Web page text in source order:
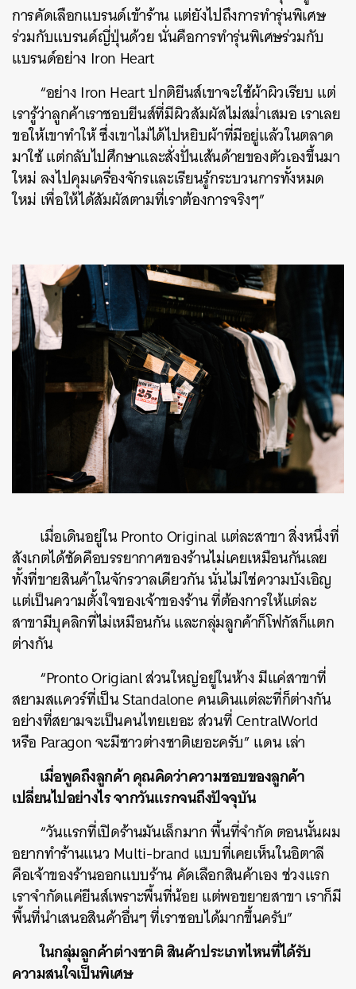
การคัดเลือกแบรนด์เข้าร้าน แต่ยังไปถึงการทำรุ่นพิเศษ
ร่วมกับแบรนด์ญี่ปุ่นด้วย นั่นคือการทำรุ่นพิเศษร่วมกับ
แบรนด์อย่าง Iron Heart
“อย่าง Iron Heart ปกติยีนส์เขาจะใช้ผ้าผิวเรียบ แต่
เรารู้ว่าลูกค้าเราชอบยีนส์ที่มีผิวสัมผัสไม่สม่ำเสมอ เราเลย
ขอให้เขาทำให้ ซึ่งเขาไม่ได้ไปหยิบผ้าที่มีอยู่แล้วในตลาด
มาใช้ แต่กลับไปศึกษาและสั่งปั่นเส้นด้ายของตัวเองขึ้นมา
ใหม่ ลงไปคุมเครื่องจักรและเรียนรู้กระบวนการทั้งหมด
ใหม่ เพื่อให้ได้สัมผัสตามที่เราต้องการจริงๆ”
เมื่อเดินอยู่ใน Pronto Original แต่ละสาขา สิ่งหนึ่งที่
สังเกตได้ชัดคือบรรยากาศของร้านไม่เคยเหมือนกันเลย
ทั้งที่ขายสินค้าในจักรวาลเดียวกัน นั่นไม่ใช่ความบังเอิญ
แต่เป็นความตั้งใจของเจ้าของร้าน ที่ต้องการให้แต่ละ
สาขามีบุคลิกที่ไม่เหมือนกัน และกลุ่มลูกค้าก็โฟกัสก็แตก
ต่างกัน
“Pronto Origianl ส่วนใหญ่อยู่ในห้าง มีแค่สาขาที่
สยามสแควร์ที่เป็น Standalone คนเดินแต่ละที่ก็ต่างกัน
อย่างที่สยามจะเป็นคนไทยเยอะ ส่วนที่ CentralWorld
หรือ Paragon จะมีชาวต่างชาติเยอะครับ” แดน เล่า
เมื่อพูดถึงลูกค้า คุณคิดว่าความชอบของลูกค้า
เปลี่ยนไปอย่างไร จากวันแรกจนถึงปัจจุบัน
“วันแรกที่เปิดร้านมันเล็กมาก พื้นที่จำกัด ตอนนั้นผม
อยากทำร้านแนว Multi-brand แบบที่เคยเห็นในอิตาลี
คือเจ้าของร้านออกแบบร้าน คัดเลือกสินค้าเอง ช่วงแรก
เราจำกัดแค่ยีนส์เพราะพื้นที่น้อย แต่พอขยายสาขา เราก็มี
พื้นที่นำเสนอสินค้าอื่นๆ ที่เราชอบได้มากขึ้นครับ”
ในกลุ่มลูกค้าต่างชาติ สินค้าประเภทไหนที่ได้รับ
ความสนใจเป็นพิเศษ
SHARE TWEET LINE EMAIL